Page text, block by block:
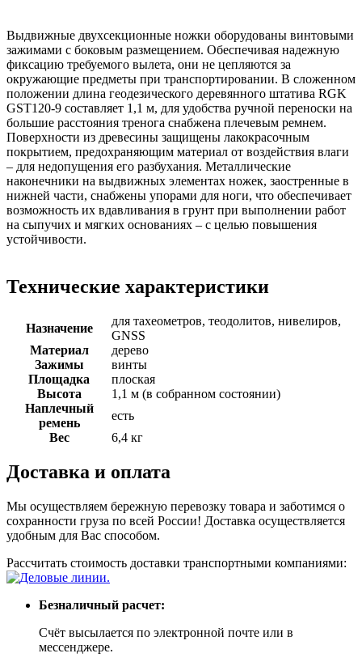
Выдвижные двухсекционные ножки оборудованы винтовыми
зажимами с боковым размещением. Обеспечивая надежную
фиксацию требуемого вылета, они не цепляются за
окружающие предметы при транспортировании. В сложенном
положении длина геодезического деревянного штатива RGK
GST120-9 составляет 1,1 м, для удобства ручной переноски на
большие расстояния тренога снабжена плечевым ремнем.
Поверхности из древесины защищены лакокрасочным
покрытием, предохраняющим материал от воздействия влаги
– для недопущения его разбухания. Металлические
наконечники на выдвижных элементах ножек, заостренные в
нижней части, снабжены упорами для ноги, что обеспечивает
возможность их вдавливания в грунт при выполнении работ
на сыпучих и мягких основаниях – с целью повышения
устойчивости.
Технические характеристики
Назначение
для тахеометров, теодолитов, нивелиров,
GNSS
Материал
дерево
Зажимы
винты
Площадка
плоская
Высота
1,1 м (в собранном состоянии)
Наплечный
ремень
есть
Вес
6,4 кг
Доставка и оплата
Мы осуществляем бережную перевозку товара и заботимся о
сохранности груза по всей России! Доставка осуществляется
удобным для Вас способом.
Рассчитать стоимость доставки транспортными компаниями:
Безналичный расчет:
Счёт высылается по электронной почте или в
мессенджере.